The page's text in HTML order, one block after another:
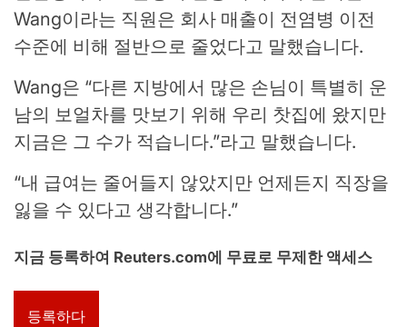
Wang이라는 직원은 회사 매출이 전염병 이전
수준에 비해 절반으로 줄었다고 말했습니다.
Wang은 “다른 지방에서 많은 손님이 특별히 운
남의 보얼차를 맛보기 위해 우리 찻집에 왔지만
지금은 그 수가 적습니다.”라고 말했습니다.
“내 급여는 줄어들지 않았지만 언제든지 직장을
잃을 수 있다고 생각합니다.”
지금 등록하여 Reuters.com에 무료로 무제한 액세스
등록하다